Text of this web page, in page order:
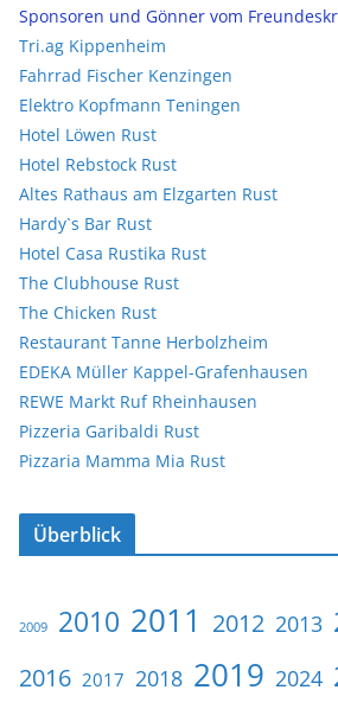
Sponsoren und Gönner vom
Tri.ag Kippenheim
Fahrrad Fischer Kenzingen
Elektro Kopfmann Teningen
Hotel Löwen Rust
Hotel Rebstock Rust
Altes Rathaus am Elzgarten Rust
Hardy`s Bar Rust
Hotel Casa Rustika Rust
The Clubhouse Rust
The Chicken Rust
Restaurant Tanne Herbolzheim
EDEKA Müller Kappel-Grafenhausen
REWE Markt Ruf Rheinhausen
Pizzeria Garibaldi Rust
Pizzaria Mamma Mia Rust
Überblick
2009 2010 2011 2012 2013
2016 2017 2018 2019 2024